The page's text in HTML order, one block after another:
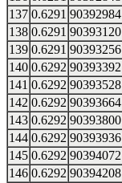
137 0.6291 90392984
138 0.6291 90393120
139 0.6291 90393256
140 0.6292 90393392
141 0.6292 90393528
142 0.6292 90393664
143 0.6292 90393800
144 0.6292 90393936
145 0.6292 90394072
146 0.6292 90394208